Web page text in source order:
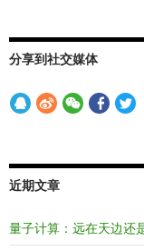
分享到社交媒体
近期文章
量子计算：远在天边还